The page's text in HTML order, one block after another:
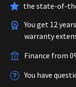
the state-of-
You get 12
warranty
Finance from
You have